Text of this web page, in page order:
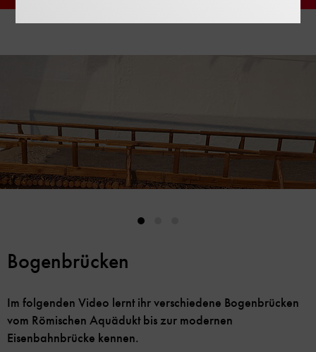
Bogenbrücken
Im folgenden Video lernt ihr verschiedene Bogenbrücken
vom Römischen Aquädukt bis zur modernen
Eisenbahnbrücke kennen.